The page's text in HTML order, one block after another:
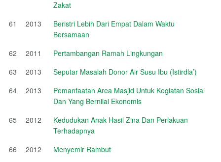
Zakat
61
2013
Beristri Lebih Dari Empat Dalam Waktu
Bersamaan
62
2011
Pertambangan Ramah Lingkungan
63
2013
Seputar Masalah Donor Air Susu Ibu (Istirdla’)
64
2013
Pemanfaatan Area Masjid Untuk Kegiatan Sosial
Dan Yang Bernilai Ekonomis
65
2012
Kedudukan Anak Hasil Zina Dan Perlakuan
Terhadapnya
66
2012
Menyemir Rambut